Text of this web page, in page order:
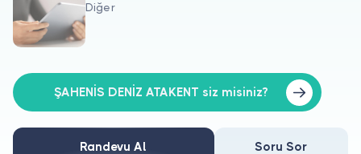
Hakkımızda
Doktorlar için
Diğer
ŞAHENİS DENİZ ATAKENT siz misiniz?
Randevu Al Soru Sor